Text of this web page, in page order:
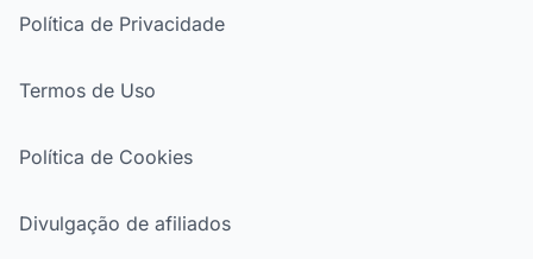
Política de Privacidade
Termos de Uso
Política de Cookies
Divulgação de afiliados